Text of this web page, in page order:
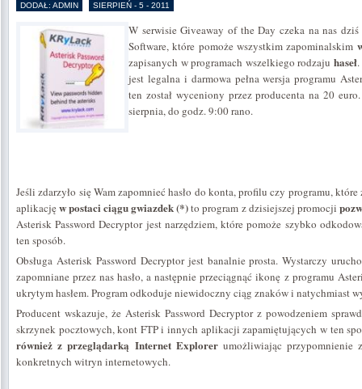
DODAŁ: ADMIN SIERPIEŃ - 5 - 2011
W serwisie Giveaway of the Day czeka na nas
Software, które pomoże wszystkim zapominalskim
zapisanych w programach wszelkiego rodzajuhaseł
jest legalna i darmowa pełna wersja programu
ten został wyceniony przez producenta na 20
sierpnia, do godz. 9:00 rano.
Jeśli zdarzyło się Wam zapomnieć hasło do konta, profilu czy programu, które
aplikacjęw postaci ciągu gwiazdek (*)to program z dzisiejszej promocji
Asterisk Password Decryptor jest narzędziem, które pomoże szybko
ten sposób.
Obsługa Asterisk Password Decryptor jest banalnie prosta. Wystarczy
zapomniane przez nas hasło, a następnie przeciągnąć ikonę z programu
ukrytym hasłem. Program odkoduje niewidoczny ciąg znaków i natychmiast
Producent wskazuje, że Asterisk Password Decryptor z powodzeniem
skrzynek pocztowych, kont FTP i innych aplikacji zapamiętujących w ten
również z przeglądarką Internet Explorerumożliwiając przypomnienie
konkretnych witryn internetowych.